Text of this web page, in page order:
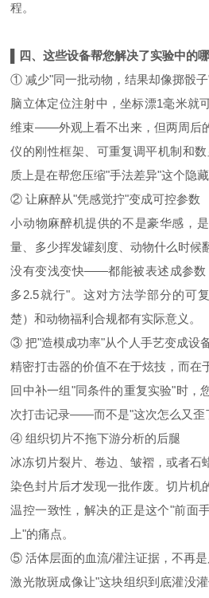
程。
▌四、这些设备帮您解决了实验中的
① 减少"同一批动物，结果却像掷骰
脑立体定位注射中，坐标漂1毫米就
维束——外观上看不出来，但两周后
仪的刚性框架、可重复调平机制和
质上是在帮您压缩"手法差异"这个隐藏
② 让麻醉从"凭感觉拧"变成可控参数
小动物麻醉机提供的不是豪华感，
量、多少挥发罐刻度、动物什么时候
没有变浅变快——都能被表述成参数
多2.5就行"。这对方法学部分的可
楚）和动物福利合规都有实际意义。
③ 把"造模成功率"从个人手艺变成设
精密打击器的价值不在于炫技，而在
回中补一组"同条件的重复实验"时，
次打击记录——而不是"这次怎么又歪
④ 组织切片不拖下游分析的后腿
冰冻切片裂片、卷边、皱褶，或者石
染色封片后才发现一批作废。切片机
温控一致性，解决的正是这个"前面
上"的痛点。
⑤ 活体层面的血流/灌注证据，不再
激光散斑成像让"这块组织到底灌没